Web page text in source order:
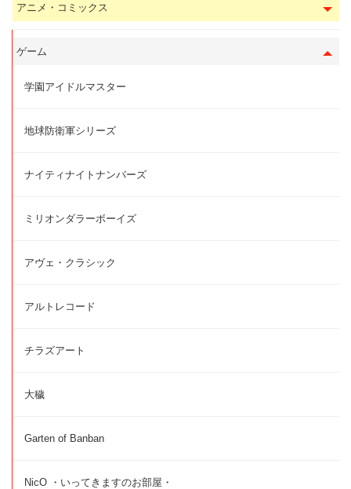
アニメ・コミックス
ゲーム
学園アイドルマスター
地球防衛軍シリーズ
ナイティナイトナンバーズ
ミリオンダラーボーイズ
アヴェ・クラシック
アルトレコード
チラズアート
大穢
Garten of Banban
NicO ・いってきますのお部屋・